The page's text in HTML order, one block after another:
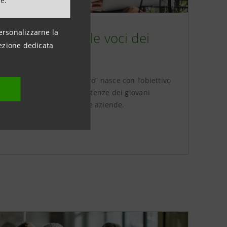
la
dedicata
e lavoro: le voci dei
“Giovani e Lavoro” nasce con l’obiettivo
il gap tra le competenze dei giovani
e le richieste delle aziende.